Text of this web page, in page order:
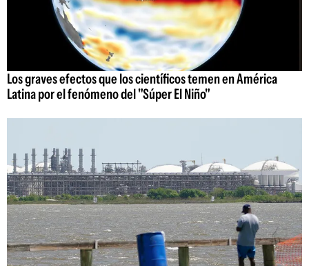
Los graves efectos que los científicos temen en América
Latina por el fenómeno del "Súper El Niño"